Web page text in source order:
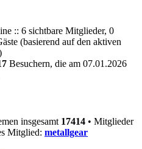
:: 6 sichtbare Mitglieder, 0
(basierend auf den aktiven
Besuchern, die am 07.01.2026
insgesamt 17414 • Mitglieder
Mitglied: metallgear